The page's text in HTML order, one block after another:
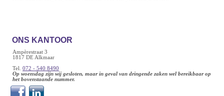
ONS KANTOOR
Ampèrestraat 3
1817 DE Alkmaar
Tel. 072 - 540 8490
Op woensdag zijn wij gesloten, maar in geval van dringende zaken wel bereikbaar op
het bovenstaande nummer.